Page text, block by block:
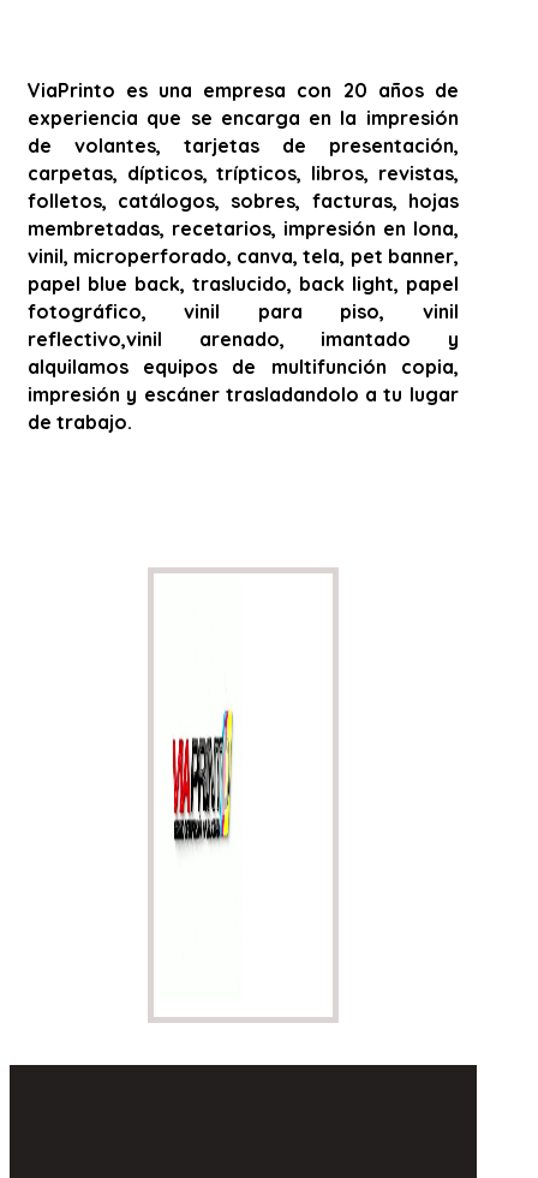
ViaPrinto es una empresa con 20 años de
experiencia que se encarga en la impresión
de volantes, tarjetas de presentación,
carpetas, dípticos, trípticos, libros, revistas,
folletos, catálogos, sobres, facturas, hojas
membretadas, recetarios, impresión en lona,
vinil, microperforado, canva, tela, pet banner,
papel blue back, traslucido, back light, papel
fotográfico, vinil para piso, vinil
reflectivo,vinil arenado, imantado y
alquilamos equipos de multifunción copia,
impresión y escáner trasladandolo a tu lugar
de trabajo.